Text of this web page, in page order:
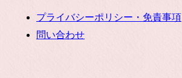
プライバシーポリシー・免責事項
問い合わせ